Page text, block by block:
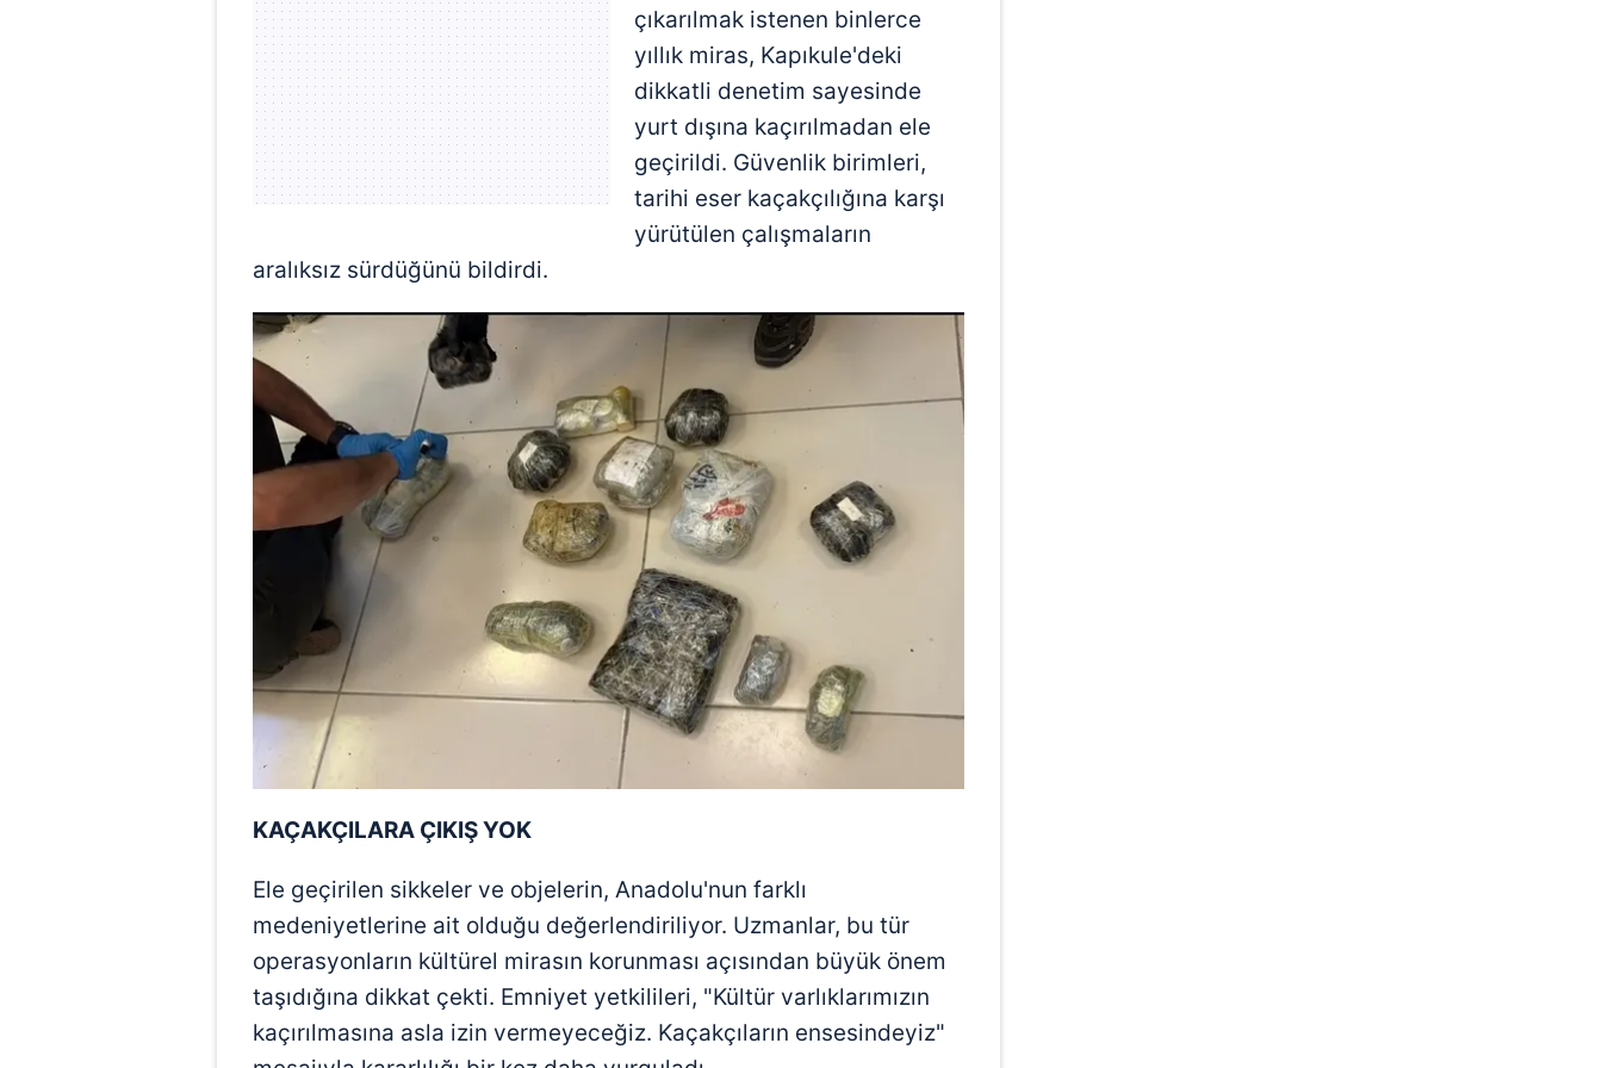
mevzuata uygun olarak kullanılan çerezlerle ilgili bilgi almak için lütfentıklayınız
çıkarılmak istenen binlerce
yıllık miras, Kapıkule'deki
dikkatli denetim sayesinde
yurt dışına kaçırılmadan ele
geçirildi. Güvenlik birimleri,
tarihi eser kaçakçılığına karşı
yürütülen çalışmaların
aralıksız sürdüğünü bildirdi.
KAÇAKÇILARA ÇIKIŞ YOK
Ele geçirilen sikkeler ve objelerin, Anadolu'nun farklı
medeniyetlerine ait olduğu değerlendiriliyor. Uzmanlar, bu tür
operasyonların kültürel mirasın korunması açısından büyük önem
taşıdığına dikkat çekti. Emniyet yetkilileri, "Kültür varlıklarımızın
kaçırılmasına asla izin vermeyeceğiz. Kaçakçıların ensesindeyiz"